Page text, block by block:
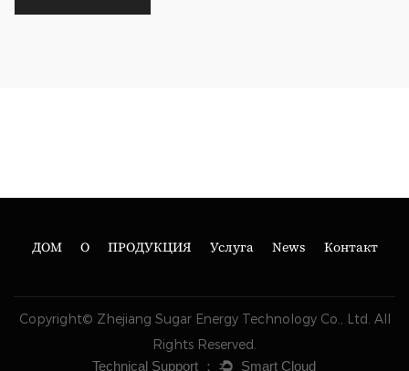
ДОМ О ПРОДУКЦИЯ Услуга News Контакт
Copyright© Zhejiang Sugar Energy Technology Co., Ltd. All
Rights Reserved.